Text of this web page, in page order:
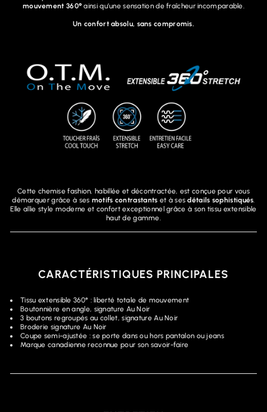
mouvement 360° ainsi qu’une sensation de fraîcheur incomparable.
Un confort absolu, sans compromis.
Cette chemise fashion, habillée et décontractée, est conçue pour vous
démarquer grâce à ses motifs contrastants et à sesdétails sophistiqués.
Elle allie style moderne et confort exceptionnel grâce à son tissu extensible
haut de gamme.
CARACTÉRISTIQUES PRINCIPALES
Tissu extensible 360° : liberté totale de mouvement
Boutonnière en angle, signature Au Noir
3 boutons regroupés au collet, signature Au Noir
Broderie signature Au Noir
Coupe semi-ajustée : se porte dans ou hors pantalon ou jeans
Marque canadienne reconnue pour son savoir-faire